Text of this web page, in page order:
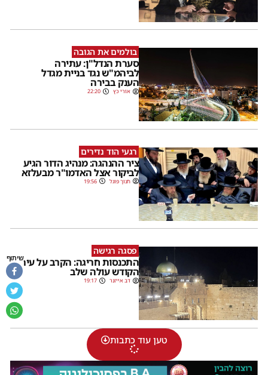
בולמים את הגובה
סערת הנדל"ן: עתירה
לביהמ"ש נגד בניית מגדל
הענק בבירה
אורי כץ 22:20
רגעי הוד נדירים
ציר ההנהגה: מנהיג הדור הגיע
לביקור אצל האדמו"ר מבעלזא
חנוך פוגל 19:56
פסגה רגישה
התכנסות חריגה: הקרב על עיר
הקודש עולה שלב
דב אייזנר 19:17
טען עוד כתבות
שיתוף